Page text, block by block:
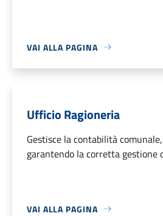
VAI ALLA PAGINA
Ufficio Ragioneria
Gestisce la contabilità
garantendo la corretta gestione
VAI ALLA PAGINA